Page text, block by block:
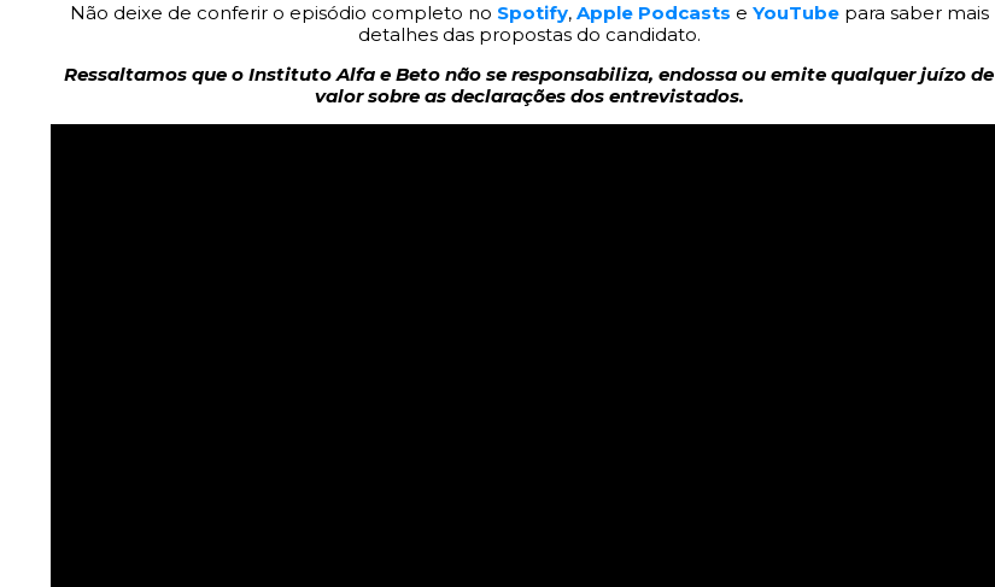
Não deixe de conferir o episódio completo no Spotify, Apple Podcasts e YouTube para saber mais
detalhes das propostas do candidato.
Ressaltamos que o Instituto Alfa e Beto não se responsabiliza, endossa ou emite qualquer juízo de
valor sobre as declarações dos entrevistados.